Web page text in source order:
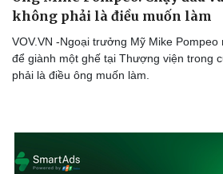
không phải là điều muốn làm
VOV.VN -Ngoại trưởng Mỹ Mike
để giành một ghế tại Thượng viện trong
phải là điều ông muốn làm.